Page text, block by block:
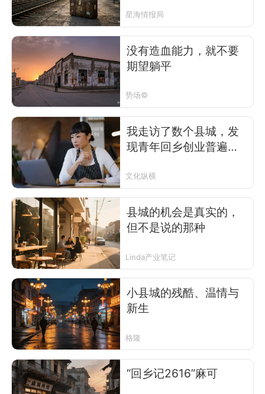
星海情报局
没有造血能力，就不要
期望躺平
势场©
我走访了数个县城，发
现青年回乡创业普遍失
文化纵横
县城的机会是真实的，
但不是说的那种
Linda产业笔记
小县城的残酷、温情与
新生
格隆
“回乡记2616”麻可